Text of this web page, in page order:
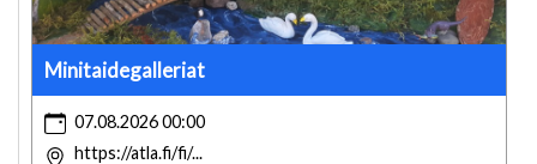
Minitaidegalleriat
07.08.2026 00:00
https://atla.fi/fi/...